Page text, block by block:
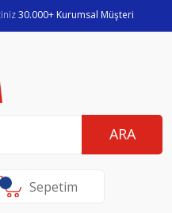
30.000+ Kurumsal Müşteri
ARA
Sepetim